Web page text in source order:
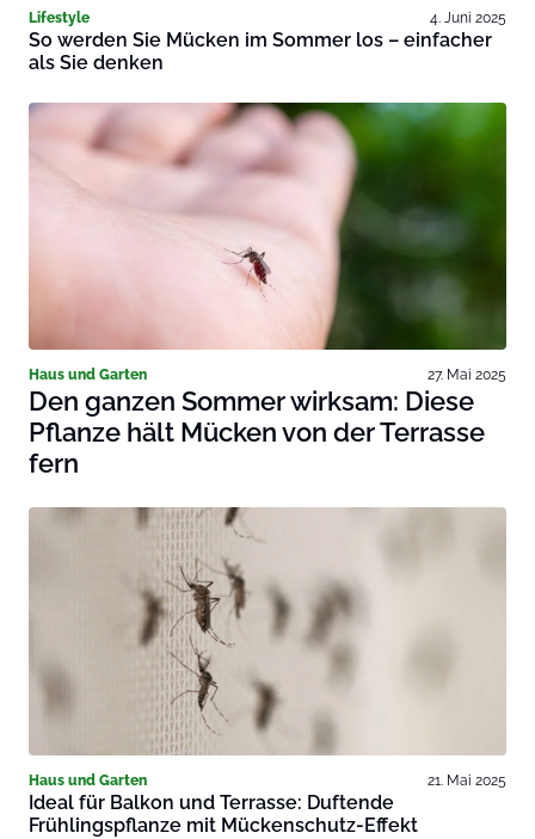
Lifestyle 4. Juni 2025
So werden Sie Mücken im Sommer los – einfacher
als Sie denken
Haus und Garten 27. Mai 2025
Den ganzen Sommer wirksam: Diese
Pflanze hält Mücken von der Terrasse
fern
Haus und Garten 21. Mai 2025
Ideal für Balkon und Terrasse: Duftende
Frühlingspflanze mit Mückenschutz-Effekt